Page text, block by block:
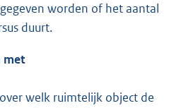
worden of het aantal
duurt.
met
welk ruimtelijk object de